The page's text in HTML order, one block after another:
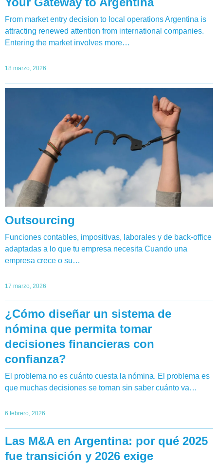
From market entry decision to local operations Argentina is
attracting renewed attention from international companies.
Entering the market involves more…
18 marzo, 2026
Outsourcing
Funciones contables, impositivas, laborales y de back-office
adaptadas a lo que tu empresa necesita Cuando una
empresa crece o su…
17 marzo, 2026
¿Cómo diseñar un sistema de
nómina que permita tomar
decisiones financieras con
confianza?
El problema no es cuánto cuesta la nómina. El problema es
que muchas decisiones se toman sin saber cuánto va…
6 febrero, 2026
Las M&A en Argentina: por qué 2025
fue transición y 2026 exige